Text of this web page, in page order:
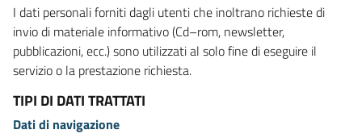
I dati personali forniti dagli utenti che inoltrano richieste di
invio di materiale informativo (Cd–rom, newsletter,
pubblicazioni, ecc.) sono utilizzati al solo fine di eseguire il
servizio o la prestazione richiesta.
TIPI DI DATI TRATTATI
Dati di navigazione